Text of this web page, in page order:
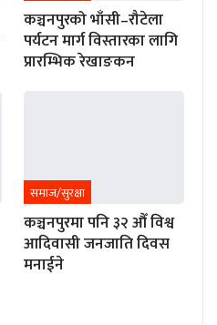
कञ्चनपुरको भाँसी–रौटेला
पर्यटन मार्ग विस्तारका लागि
प्रारम्भिक रेखाङकन
समाज/सुरक्षा
कञ्चनपुरमा पनि ३२ औँ विश्व
आदिवासी जनजाति दिवस
मनाईने